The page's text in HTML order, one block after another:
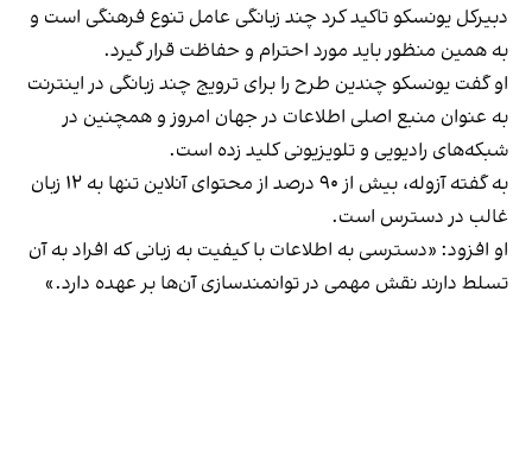
دبیرکل یونسکو تاکید کرد چند زبانگی عامل تنوع فرهنگی است و
به همین منظور باید مورد احترام و حفاظت قرار گیرد.
او گفت یونسکو چندین طرح را برای ترویج چند زبانگی در اینترنت
به عنوان منبع اصلی اطلاعات در جهان امروز و همچنین در
شبکه‌های رادیویی و تلویزیونی کلید زده است.
به گفته آزوله، بیش از ۹۰ درصد از محتوای آنلاین تنها به ۱۲ زبان
غالب در دسترس است.
او افزود: «دسترسی به اطلاعات با کیفیت به زبانی که افراد به آن
تسلط دارند نقش مهمی در توانمندسازی آن‌ها بر عهده دارد.»